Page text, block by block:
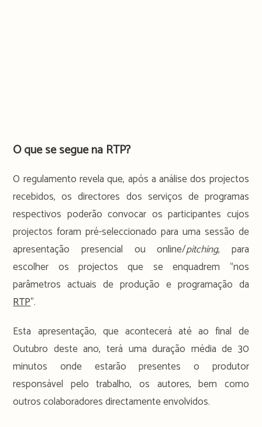
O que se segue na RTP?
O regulamento revela que, após a análise dos projectos
recebidos, os directores dos serviços de programas
respectivos poderão convocar os participantes cujos
projectos foram pré-seleccionado para uma sessão de
apresentação presencial ou online/pitching, para
escolher os projectos que se enquadrem “nos
parâmetros actuais de produção e programação da
RTP”.
Esta apresentação, que acontecerá até ao final de
Outubro deste ano, terá uma duração média de 30
minutos onde estarão presentes o produtor
responsável pelo trabalho, os autores, bem como
outros colaboradores directamente envolvidos.